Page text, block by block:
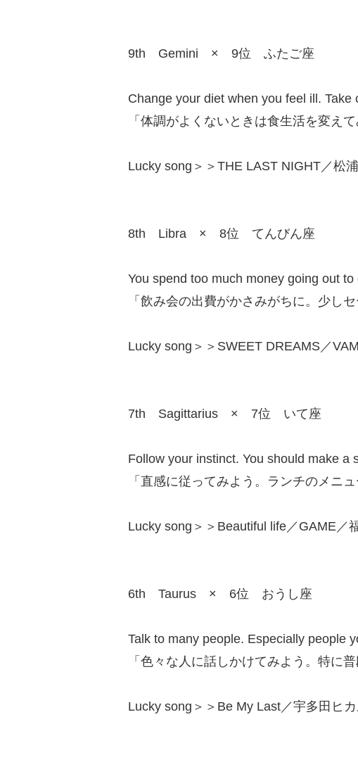
9th Gemini × 9位 ふたご座
Change your diet when you feel ill.
「体調がよくないときは食生活を変え
Lucky song＞＞THE LAST NIGHT／松
8th Libra × 8位 てんびん座
You spend too much money going out
「飲み会の出費がかさみがちに。少しセ
Lucky song＞＞SWEET DREAMS／
7th Sagittarius × 7位 いて座
Follow your instinct. You should make a
「直感に従ってみよう。ランチのメニ
Lucky song＞＞Beautiful life／GAME／
6th Taurus × 6位 おうし座
Talk to many people. Especially people
「色々な人に話しかけてみよう。特に
Lucky song＞＞Be My Last／宇多田ヒ